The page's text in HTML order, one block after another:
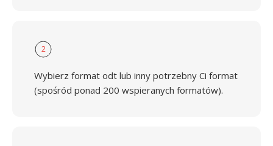
2
Wybierz format odt lub inny potrzebny Ci format
(spośród ponad 200 wspieranych formatów).